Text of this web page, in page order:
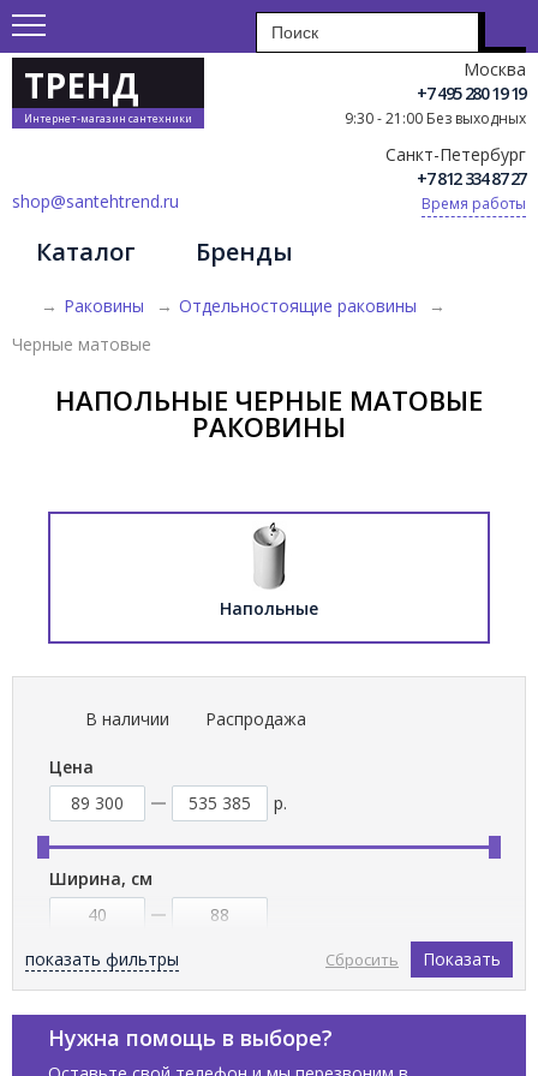
ТРЕНД
Интернет-магазин сантехники
Москва
+7 495 280 19 19
9:30 - 21:00 Без выходных
Санкт-Петербург
+7 812 334 87 27
Время работы
shop@santehtrend.ru
Каталог Бренды
→ Раковины → Отдельностоящие раковины
→
Черные матовые
НАПОЛЬНЫЕ ЧЕРНЫЕ МАТОВЫЕ
РАКОВИНЫ
Напольные
В наличии Распродажа
Цена
р.
Ширина, см
Высота, см
Показать
Сбросить
показать фильтры
Нужна помощь в выборе?